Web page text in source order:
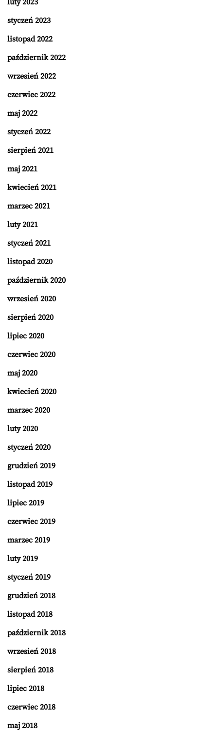
styczeń 2023
listopad 2022
październik 2022
wrzesień 2022
czerwiec 2022
maj 2022
styczeń 2022
sierpień 2021
maj 2021
kwiecień 2021
marzec 2021
luty 2021
styczeń 2021
listopad 2020
październik 2020
wrzesień 2020
sierpień 2020
lipiec 2020
czerwiec 2020
maj 2020
kwiecień 2020
marzec 2020
luty 2020
styczeń 2020
grudzień 2019
listopad 2019
lipiec 2019
czerwiec 2019
marzec 2019
luty 2019
styczeń 2019
grudzień 2018
listopad 2018
październik 2018
wrzesień 2018
sierpień 2018
lipiec 2018
czerwiec 2018
maj 2018